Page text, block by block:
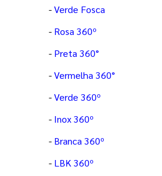
-Verde Fosca
- Rosa 360º
- Preta 360°
-Vermelha 360°
-Verde 360º
- Inox 360º
- Branca 360º
- LBK 360º